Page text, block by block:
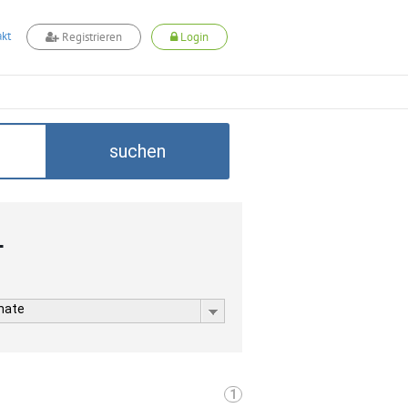
Registrieren Login
suchen
1